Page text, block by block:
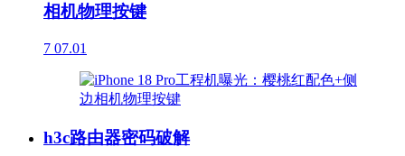
相机物理按键
7 07.01
h3c路由器密码破解